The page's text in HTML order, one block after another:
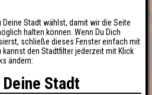
Deine Stadt wählst, damit wir die Seite
halten können. Wenn Du Dich
schließe dieses Fenster einfach mit
kannst den Stadtfilter jederzeit mit Klick
ändern:
Stadt